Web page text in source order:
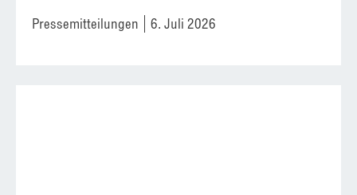
Pressemitteilungen 6. Juli 2026